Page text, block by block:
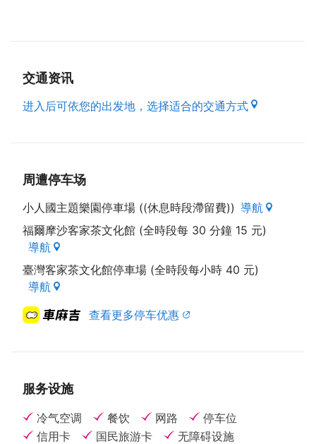
鲜食材，搭配主厨熟稔厨技手艺及细腻层次调味，悉心
呈现道道独风味不平凡的隽永美馔。从宴客功夫菜式，
交通资讯
进入后可依您的出发地，选择适合的交通方式
周遭停车场
小人國主題樂園停車場 ((休息時段滯留費)) 導航
福爾摩沙客家茶文化館 (全時段每 30 分鐘 15 元)
導航
臺灣客家茶文化館停車場 (全時段每小時 40 元)
導航
查看更多停车优惠
服务设施
冷气空调 餐饮 网路
停车位
信用卡
国民旅游卡 无障碍设施